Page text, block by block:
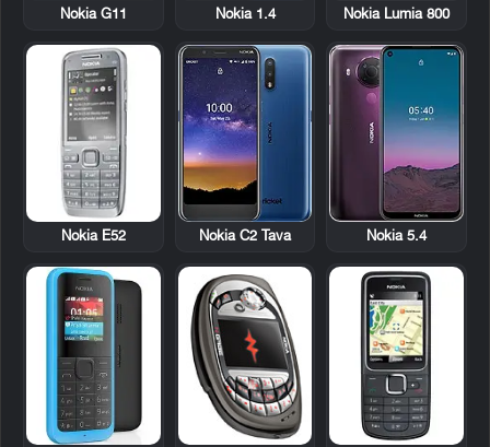
Nokia Lumia 800
Nokia 1.4
Nokia G11
Nokia 5.4
Nokia C2 Tava
Nokia E52